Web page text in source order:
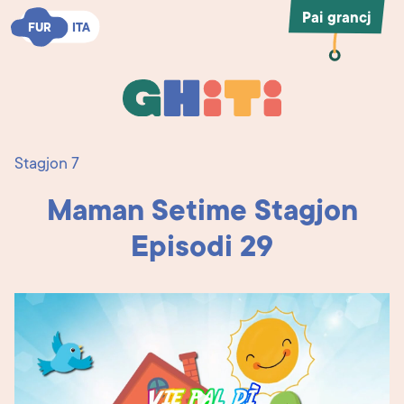
FUR ITA
FUR ITA
Ghiti
Pai grancj
Stagjon 7
Maman Setime Stagjon
Episodi 29